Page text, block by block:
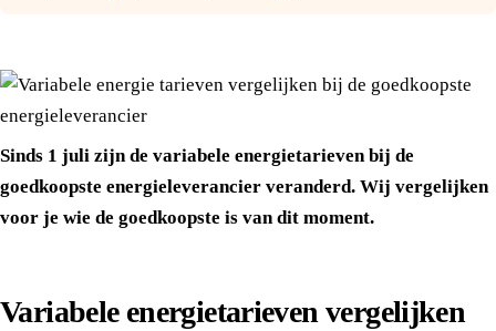
Sinds 1 juli zijn de variabele energietarieven bij de
goedkoopste energieleverancier veranderd. Wij vergelijken
voor je wie de goedkoopste is van dit moment.
Variabele energietarieven vergelijken